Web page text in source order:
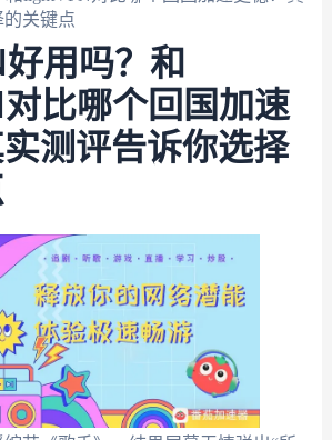
关键点
用吗？和
比哪个回国加速
测评告诉你选择